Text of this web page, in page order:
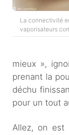
La connectivité
vaporisateurs
mieux »,
prenant la
déchu
pour un tout
Allez, on est